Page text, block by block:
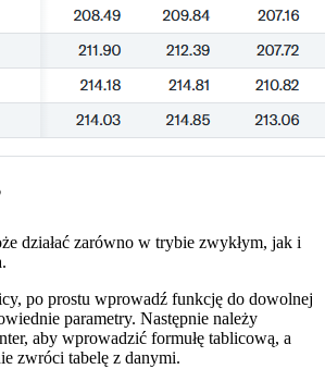
działać zarówno w trybie zwykłym, jak i
po prostu wprowadź funkcję do dowolnej
parametry. Następnie należy
aby wprowadzić formułę tablicową, a
zwróci tabelę z danymi.